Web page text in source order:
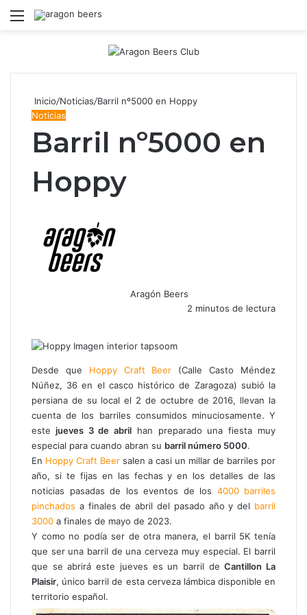
Menú
Inicio/Noticias/Barril nº5000 en Hoppy
Noticias
Barril nº5000 en
Hoppy
Aragón Beers
2 minutos de lectura
a
c
e
b
a
s
l
e
g
m
p
a
p
o
r
c
o
r
r
e
o
e
l
e
Desde que Hoppy Craft Beer (Calle Casto Méndez
Núñez, 36 en el casco histórico de Zaragoza) subió la
persiana de su local el 2 de octubre de 2016, llevan la
cuenta de los barriles consumidos minuciosamente. Y
este jueves 3 de abril han preparado una fiesta muy
especial para cuando abran su barril número 5000.
En Hoppy Craft Beer salen a casi un millar de barriles por
año, si te fijas en las fechas y en los detalles de las
noticias pasadas de los eventos de los 4000 barriles
pinchados a finales de abril del pasado año y del barril
3000 a finales de mayo de 2023.
Y como no podía ser de otra manera, el barril 5K tenía
que ser una barril de una cerveza muy especial. El barril
que se abrirá este jueves es un barril deCantillon La
Plaisir, único barril de esta cerveza lámbica disponible en
territorio español.